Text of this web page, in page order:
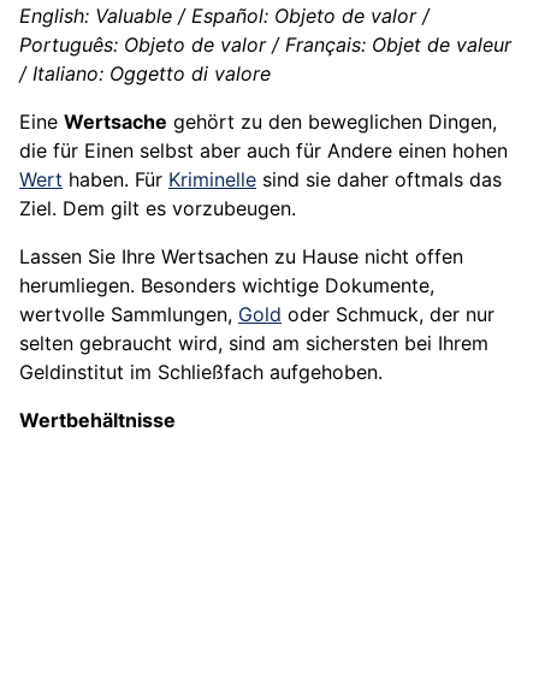
English: Valuable / Español: Objeto de valor /
Português: Objeto de valor / Français: Objet de valeur
/ Italiano: Oggetto di valore
Eine Wertsache gehört zu den beweglichen Dingen,
die für Einen selbst aber auch für Andere einen hohen
Wert haben. Für Kriminelle sind sie daher oftmals das
Ziel. Dem gilt es vorzubeugen.
Lassen Sie Ihre Wertsachen zu Hause nicht offen
herumliegen. Besonders wichtige Dokumente,
wertvolle Sammlungen, Gold oder Schmuck, der nur
selten gebraucht wird, sind am sichersten bei Ihrem
Geldinstitut im Schließfach aufgehoben.
Wertbehältnisse